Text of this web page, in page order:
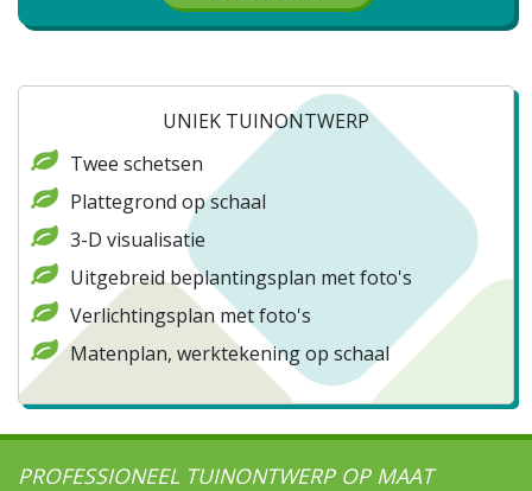
UNIEK TUINONTWERP
Twee schetsen
Plattegrond op schaal
3-D visualisatie
Uitgebreid beplantingsplan met foto's
Verlichtingsplan met foto's
Matenplan, werktekening op schaal
PROFESSIONEEL TUINONTWERP OP MAAT